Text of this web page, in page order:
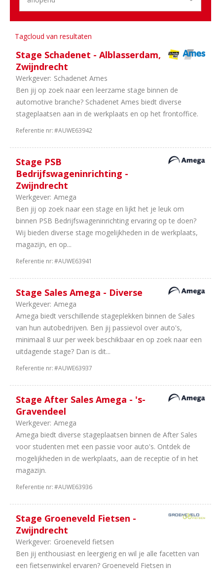
Tweewielers
Schadeherstel
Aantal
uren
overleg
uur
20
uur
Tagcloud van resultaten
Stage Schadenet - Alblasserdam,
Zwijndrecht
Werkgever: Schadenet Ames
Ben jij op zoek naar een leerzame stage binnen de
automotive branche? Schadenet Ames biedt diverse
stageplaatsen aan in de werkplaats en op het frontoffice.
Referentie nr:#AUWE63942
Stage PSB
Bedrijfswageninrichting -
Zwijndrecht
Werkgever: Amega
Ben jij op zoek naar een stage en lijkt het je leuk om
binnen PSB Bedrijfswageninrichting ervaring op te doen?
Wij bieden diverse stage mogelijkheden in de werkplaats,
magazijn, en op...
Referentie nr:#AUWE63941
Stage Sales Amega - Diverse
Werkgever: Amega
Amega biedt verschillende stageplekken binnen de Sales
van hun autobedrijven. Ben jij passievol over auto's,
minimaal 8 uur per week beschikbaar en op zoek naar een
uitdagende stage? Dan is dit...
Referentie nr:#AUWE63937
Stage After Sales Amega - 's-
Gravendeel
Werkgever: Amega
Amega biedt diverse stageplaatsen binnen de After Sales
voor studenten met een passie voor auto's. Ontdek de
mogelijkheden in de werkplaats, aan de receptie of in het
magazijn.
Referentie nr:#AUWE63936
Stage Groeneveld Fietsen -
Zwijndrecht
Werkgever: Groeneveld fietsen
Ben jij enthousiast en leergierig en wil je alle facetten van
een fietsenwinkel ervaren? Groeneveld Fietsen in